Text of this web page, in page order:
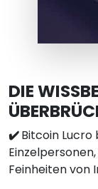
DIE
✔️Bitcoin
Feinheiten von